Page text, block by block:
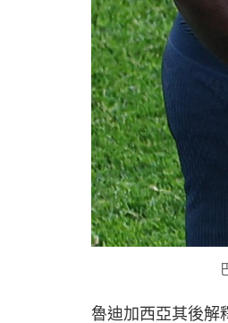
魯迪加西亞其後解